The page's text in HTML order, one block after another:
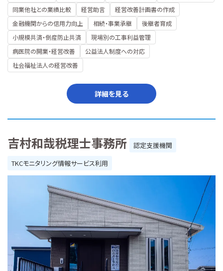
同業他社との業績比較
経営助言
経営改善計画書の作成
金融機関からの信用力向上
相続・事業承継
後継者育成
小規模共済・倒産防止共済
現場別の工事利益管理
病医院の開業・経営改善
公益法人制度への対応
社会福祉法人の経営改善
詳細を見る
吉村和哉税理士事務所
認定支援機関
TKCモニタリング情報サービス利用